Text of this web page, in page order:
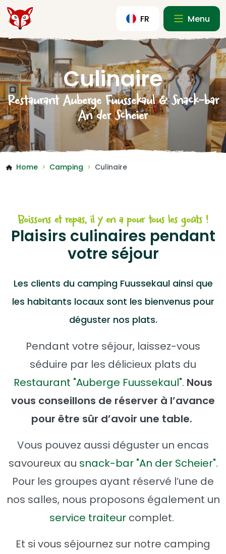
FR Menu
Culinaire
Restaurant Auberge Fuussekaul & Snack-bar
An der Scheier
Home > Camping > Culinaire
Boissons et repas, il y en a pour tous les goûts !
Plaisirs culinaires pendant
votre séjour
Les clients du camping Fuussekaul ainsi que
les habitants locaux sont les bienvenus pour
déguster nos plats.
Pendant votre séjour, laissez-vous
séduire par les délicieux plats du
Restaurant "Auberge Fuussekaul". Nous
vous conseillons de réserver à l’avance
pour être sûr d’avoir une table.
Vous pouvez aussi déguster un encas
savoureux au snack-bar "An der Scheier".
Pour les groupes ayant réservé l’une de
nos salles, nous proposons également un
service traiteur complet.
Et si vous séjournez sur notre camping